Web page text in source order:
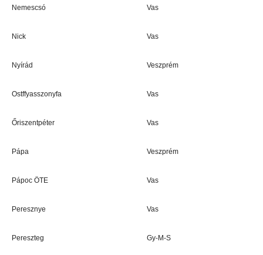
Nemescsó Vas
Nick Vas
Nyírád Veszprém
Ostffyasszonyfa Vas
Őriszentpéter Vas
Pápa Veszprém
Pápoc ÖTE Vas
Peresznye Vas
Pereszteg Gy-M-S